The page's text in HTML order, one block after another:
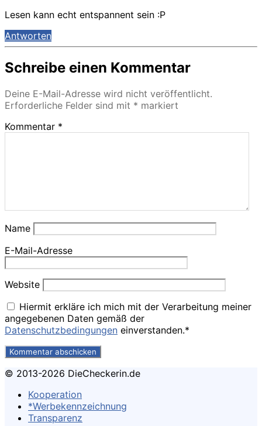
Lesen kann echt entspannent sein :P
Antworten
Schreibe einen Kommentar
Deine E-Mail-Adresse wird nicht veröffentlicht.
Erforderliche Felder sind mit * markiert
Kommentar *
Name
E-Mail-Adresse
Website
Hiermit erkläre ich mich mit der Verarbeitung meiner
angegebenen Daten gemäß der
Datenschutzbedingungen einverstanden.*
© 2013-2026 DieCheckerin.de
Kooperation
*Werbekennzeichnung
Transparenz